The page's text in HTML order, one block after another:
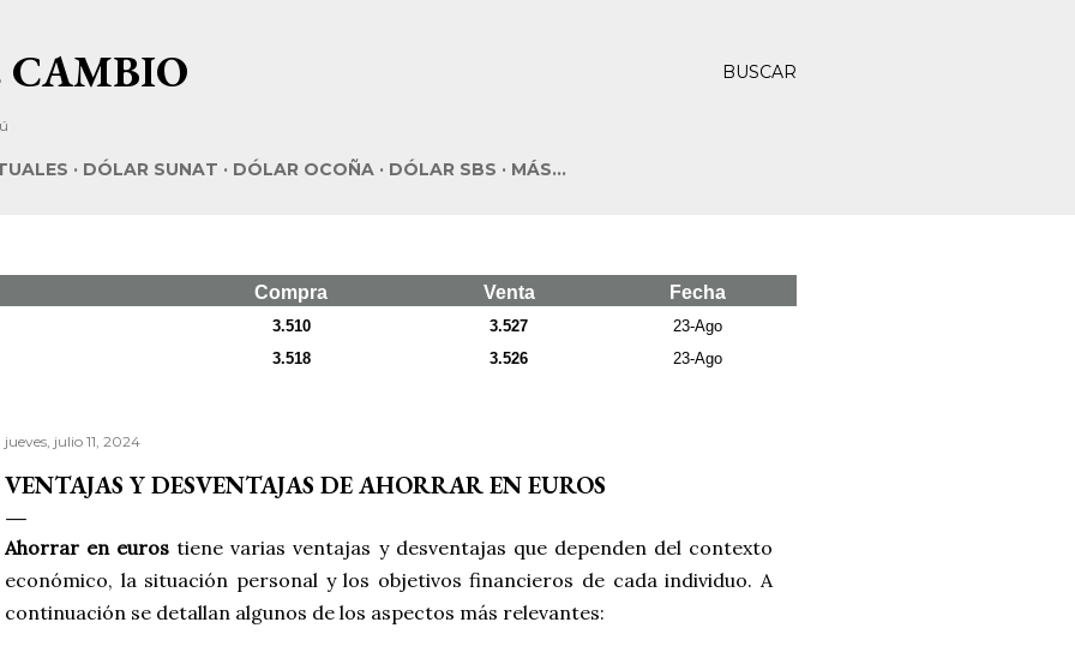
BUSCAR
CAMBIO
DÓLAR SUNAT DÓLAR OCOÑA DÓLAR SBS MÁS…
Compra Venta
Fecha
3.510 3.527 23-Ago
3.518 3.526 23-Ago
jueves, julio 11, 2024
VENTAJAS Y DESVENTAJAS DE AHORRAR EN EUROS
Ahorrar en euros tiene varias ventajas y desventajas que dependen del contexto
económico, la situación personal y los objetivos financieros de cada individuo. A
continuación se detallan algunos de los aspectos más relevantes: